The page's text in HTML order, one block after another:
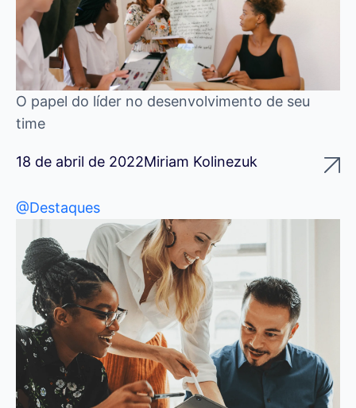
O papel do líder no desenvolvimento de seu
time
18 de abril de 2022Miriam Kolinezuk
@Destaques